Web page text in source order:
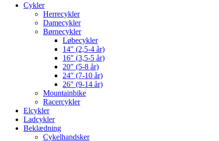
Cykler
Herrecykler
Damecykler
Børnecykler
Løbecykler
14″ (2,5-4 år)
16″ (3,5-5 år)
20″ (5-8 år)
24″ (7-10 år)
26″ (9-14 år)
Mountainbike
Racercykler
Elcykler
Ladcykler
Beklædning
Cykelhandsker